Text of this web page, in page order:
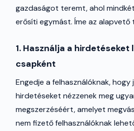
gazdaságot teremt, ahol
erősíti egymást. Íme az alapvető
1. Használja a hirdetéseket
csapként
Engedje a felhasználóknak,
hirdetéseket nézzenek meg
megszerzéséért, amelyet
nem fizető felhasználóknak